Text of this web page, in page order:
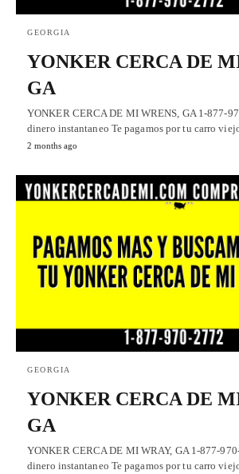
GEORGIA
YONKER CERCA DE
GA
YONKER CERCA DE MI WRENS, GA 1-877-
dinero instantaneo Te pagamos por tu carro
2 months ago
GEORGIA
YONKER CERCA DE
GA
YONKER CERCA DE MI WRAY, GA 1-877-
dinero instantaneo Te pagamos por tu carro